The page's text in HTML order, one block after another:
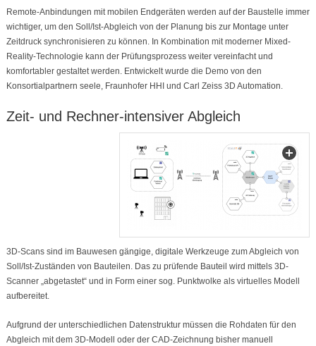
Remote-Anbindungen mit mobilen Endgeräten werden auf der Baustelle immer
wichtiger, um den Soll/Ist-Abgleich von der Planung bis zur Montage unter
Zeitdruck synchronisieren zu können. In Kombination mit moderner Mixed-
Reality-Technologie kann der Prüfungsprozess weiter vereinfacht und
komfortabler gestaltet werden. Entwickelt wurde die Demo von den
Konsortialpartnern seele, Fraunhofer HHI und Carl Zeiss 3D Automation.
Zeit- und Rechner-intensiver Abgleich
3D-Scans sind im Bauwesen gängige, digitale Werkzeuge zum Abgleich von
Soll/Ist-Zuständen von Bauteilen. Das zu prüfende Bauteil wird mittels 3D-
Scanner „abgetastet“ und in Form einer sog. Punktwolke als virtuelles Modell
aufbereitet.
Aufgrund der unterschiedlichen Datenstruktur müssen die Rohdaten für den
Abgleich mit dem 3D-Modell oder der CAD-Zeichnung bisher manuell